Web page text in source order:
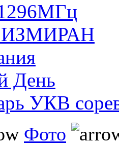
ИЗМИРАН
День
УКВ
Фото